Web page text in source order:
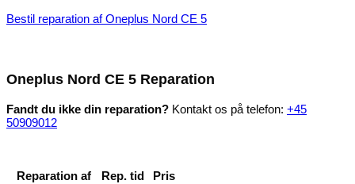
Bestil reparation af Oneplus Nord CE 5
Oneplus Nord CE 5 Reparation
Fandt du ikke din reparation? Kontakt os på telefon: +45
50909012
Reparation af Rep. tid
Pris